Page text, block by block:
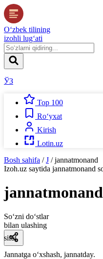
O‘zbek tilining
izohli lug‘ati
ЎЗ
Top 100
Ro‘yxat
Kirish
Lotin.uz
Bosh sahifa / J / jannatmonand
Izoh.uz saytida jannatmonand
jannatmonand
So‘zni do‘stlar
bilan ulashing
sifat
Jannatga oʻxshash, jannatday.